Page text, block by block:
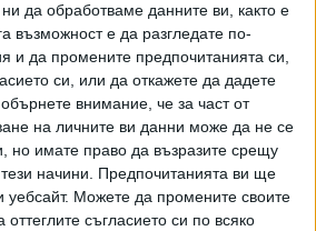
да обработваме данните ви, както е
възможност е да разгледате по-
и да промените предпочитанията си,
си, или да откажете да дадете
внимание, че за част от
на личните ви данни може да не се
но имате право да възразите срещу
начини. Предпочитанията ви ще
уебсайт. Можете да промените своите
съгласието си по всяко
на престъпление, нито на
от осъждане на
на това престъпление“.
магистрати отбелязват,
решение "не урежда
и облаги от незаконни
от юрисдикция на държава
след производство, което не се